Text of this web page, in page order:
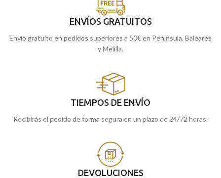
ENVÍOS GRATUITOS
Envío gratuito en pedidos superiores a 50€ en Península, Baleares
y Melilla.
TIEMPOS DE ENVÍO
Recibirás el pedido de forma segura en un plazo de 24/72 horas.
DEVOLUCIONES